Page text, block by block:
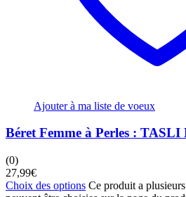
Ajouter à ma liste de voeux
Béret Femme à Perles :
(0)
27,99€
Choix des options Ce produit a